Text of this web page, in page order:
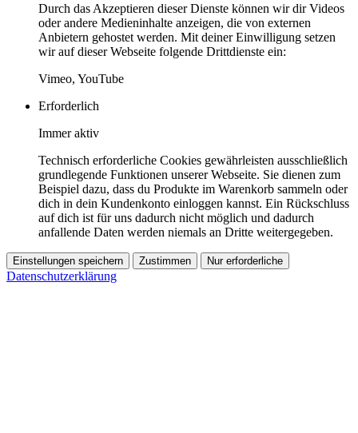
Durch das Akzeptieren dieser Dienste können wir dir Videos
oder andere Medieninhalte anzeigen, die von externen
Anbietern gehostet werden. Mit deiner Einwilligung setzen
wir auf dieser Webseite folgende Drittdienste ein:
Vimeo, YouTube
Erforderlich
Immer aktiv
Technisch erforderliche Cookies gewährleisten ausschließlich
grundlegende Funktionen unserer Webseite. Sie dienen zum
Beispiel dazu, dass du Produkte im Warenkorb sammeln oder
dich in dein Kundenkonto einloggen kannst. Ein Rückschluss
auf dich ist für uns dadurch nicht möglich und dadurch
anfallende Daten werden niemals an Dritte weitergegeben.
Einstellungen speichern Zustimmen Nur erforderliche
Datenschutzerklärung